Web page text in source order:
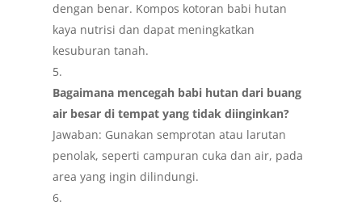
dengan benar. Kompos kotoran babi hutan
kaya nutrisi dan dapat meningkatkan
kesuburan tanah.
Bagaimana mencegah babi hutan dari buang
air besar di tempat yang tidak diinginkan?
Jawaban: Gunakan semprotan atau larutan
penolak, seperti campuran cuka dan air, pada
area yang ingin dilindungi.